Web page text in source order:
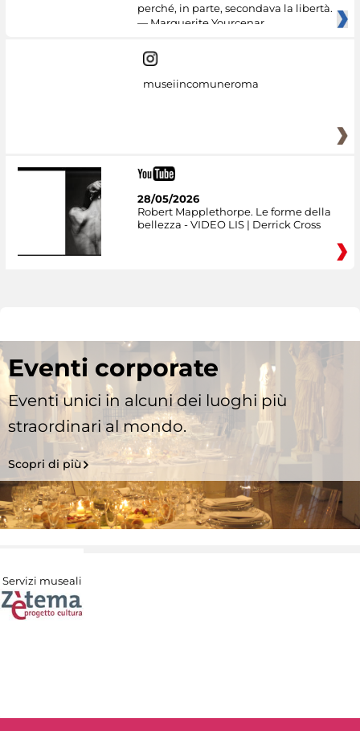
perché, in parte, secondava la libertà.
— Marguerite Yourcenar
museiincomuneroma
28/05/2026
Robert Mapplethorpe. Le forme della
bellezza - VIDEO LIS | Derrick Cross
Eventi corporate
Eventi unici in alcuni dei luoghi più
straordinari al mondo.
Scopri di più
Servizi museali